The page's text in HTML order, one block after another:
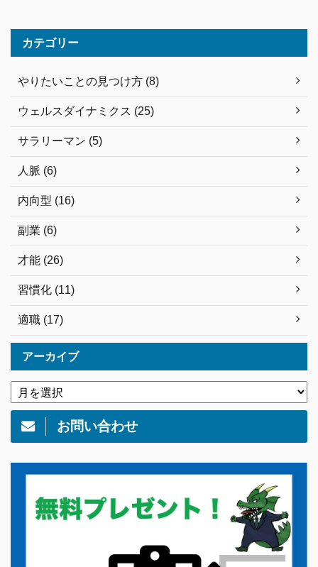
カテゴリー
やりたいことの見つけ方 (8)
ウェルスダイナミクス (25)
サラリーマン (5)
人脈 (6)
内向型 (16)
副業 (6)
才能 (26)
習慣化 (11)
適職 (17)
アーカイブ
お問い合わせ